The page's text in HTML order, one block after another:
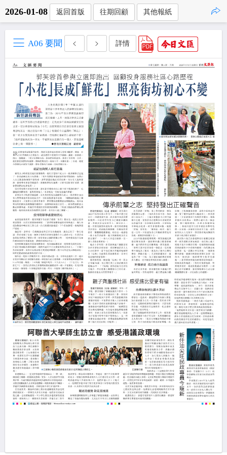
2026-01-08 返回首版 往期回顧 其他報紙
A06 要聞 詳情